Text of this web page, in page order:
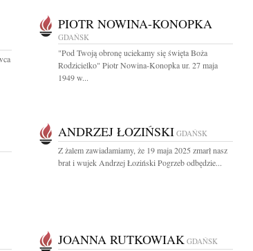
PIOTR NOWINA-KONOPKA
GDAŃSK
"Pod Twoją obronę uciekamy się święta Boża
Rodzicielko" Piotr Nowina-Konopka ur. 27 maja
1949 w...
ANDRZEJ ŁOZIŃSKI GDAŃSK
Z żalem zawiadamiamy, że 19 maja 2025 zmarł nasz
brat i wujek Andrzej Łoziński Pogrzeb odbędzie...
JOANNA RUTKOWIAK GDAŃSK